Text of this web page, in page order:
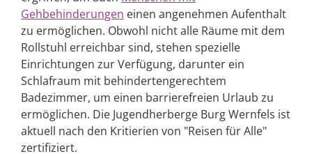
Gehbehinderungen einen angenehmen Aufenthalt
zu ermöglichen. Obwohl nicht alle Räume mit dem
Rollstuhl erreichbar sind, stehen spezielle
Einrichtungen zur Verfügung, darunter ein
Schlafraum mit behindertengerechtem
Badezimmer, um einen barrierefreien Urlaub zu
ermöglichen. Die Jugendherberge Burg Wernfels ist
aktuell nach den Kritierien von "Reisen für Alle"
zertifiziert.